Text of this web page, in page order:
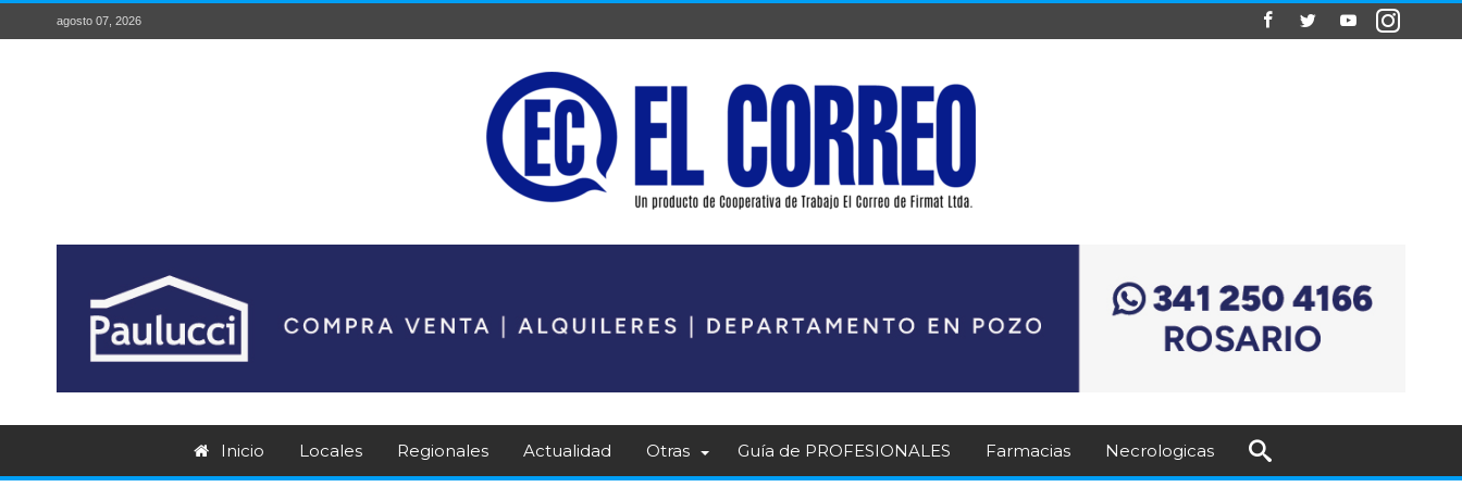
agosto 07, 2026
Inicio Locales Regionales Actualidad Otras Guía de PROFESIONALES Farmacias Necrologicas